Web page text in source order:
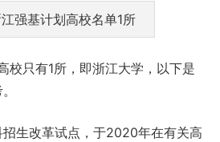
校只有1所，即浙江大学，以下是
生改革试点，于2020年在有关高